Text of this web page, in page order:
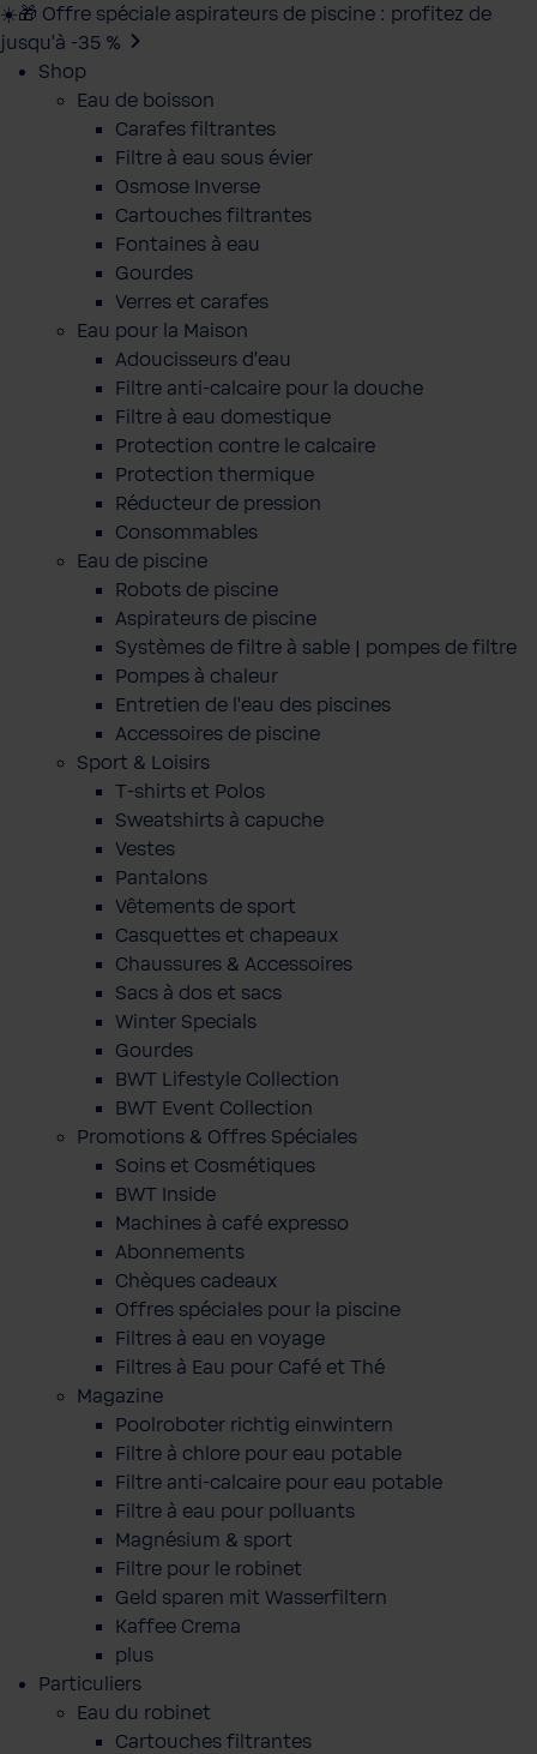
☀️🎁 Offre spéciale aspirateurs de piscine : profitez de
jusqu’à -35 %
Shop
Eau de boisson
Carafes filtrantes
Filtre à eau sous évier
Osmose Inverse
Cartouches filtrantes
Fontaines à eau
Gourdes
Verres et carafes
Eau pour la Maison
Adoucisseurs d'eau
Filtre anti-calcaire pour la douche
Filtre à eau domestique
Protection contre le calcaire
Protection thermique
Réducteur de pression
Consommables
Eau de piscine
Robots de piscine
Aspirateurs de piscine
Systèmes de filtre à sable | pompes de filtre
Pompes à chaleur
Entretien de l'eau des piscines
Accessoires de piscine
Sport & Loisirs
T-shirts et Polos
Sweatshirts à capuche
Vestes
Pantalons
Vêtements de sport
Casquettes et chapeaux
Chaussures & Accessoires
Sacs à dos et sacs
Winter Specials
Gourdes
BWT Lifestyle Collection
BWT Event Collection
Promotions & Offres Spéciales
Soins et Cosmétiques
BWT Inside
Machines à café expresso
Abonnements
Chèques cadeaux
Offres spéciales pour la piscine
Filtres à eau en voyage
Filtres à Eau pour Café et Thé
Magazine
Poolroboter richtig einwintern
Filtre à chlore pour eau potable
Filtre anti-calcaire pour eau potable
Filtre à eau pour polluants
Magnésium & sport
Filtre pour le robinet
Geld sparen mit Wasserfiltern
Kaffee Crema
plus
Particuliers
Eau du robinet
Cartouches filtrantes